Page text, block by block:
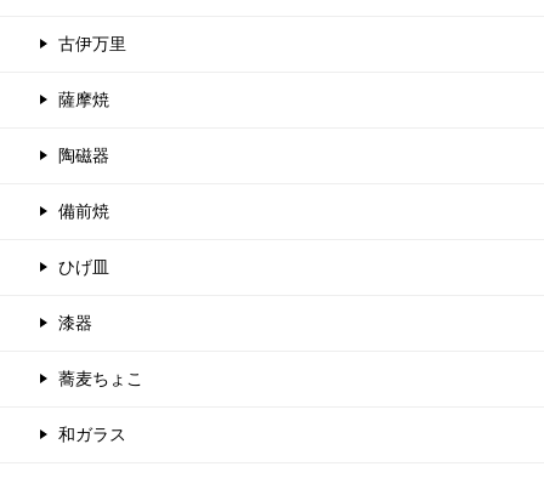
古伊万里
薩摩焼
陶磁器
備前焼
ひげ皿
漆器
蕎麦ちょこ
和ガラス